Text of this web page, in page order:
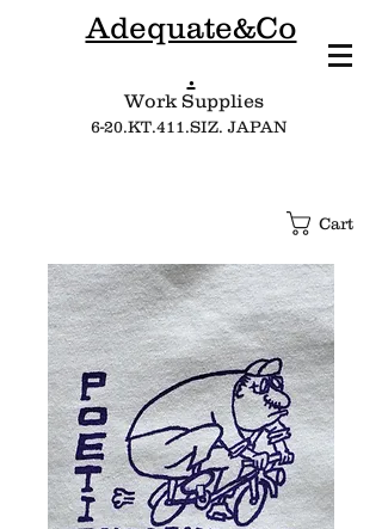
Work Supplies​
Adequate&Co
.
6-20.KT.411.SIZ. JAPAN
Cart